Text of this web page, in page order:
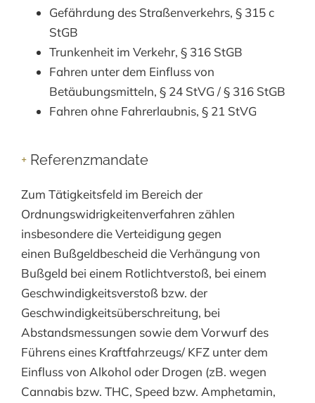
Gefährdung des Straßenverkehrs, § 315 c
StGB
Trunkenheit im Verkehr, § 316 StGB
Fahren unter dem Einfluss von
Betäubungsmitteln, § 24 StVG / § 316 StGB
Fahren ohne Fahrerlaubnis, § 21 StVG
+ Referenzmandate
Zum Tätigkeitsfeld im Bereich der
Ordnungswidrigkeitenverfahren zählen
insbesondere die Verteidigung gegen
einen Bußgeldbescheid die Verhängung von
Bußgeld bei einem Rotlichtverstoß, bei einem
Geschwindigkeitsverstoß bzw. der
Geschwindigkeitsüberschreitung, bei
Abstandsmessungen sowie dem Vorwurf des
Führens eines Kraftfahrzeugs/ KFZ unter dem
Einfluss von Alkohol oder Drogen (zB. wegen
Cannabis bzw. THC, Speed bzw. Amphetamin,